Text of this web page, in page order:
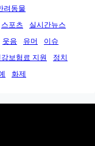
려동물
스포츠
실시간뉴스
웃음 유머
이슈
보험료 지원
정치
화제